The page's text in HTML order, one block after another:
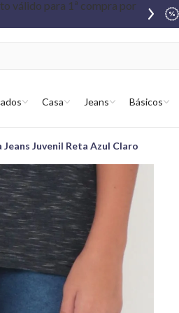
Casa Jeans Básicos
Jeans Juvenil Reta Azul Claro